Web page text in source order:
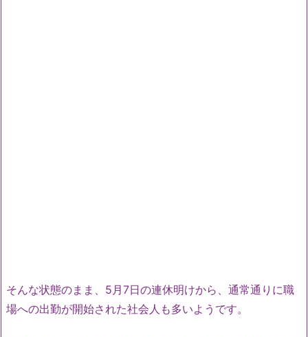
そんな状態のまま、5月7日の連休明けから、通常通りに職
場への出勤が開始された社会人も多いようです。